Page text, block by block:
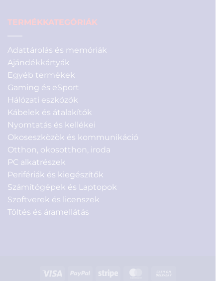
TERMÉKKATEGÓRIÁK
Adattárolás és memóriák
Ajándékkártyák
Egyéb termékek
Gaming és eSport
Hálózati eszközök
Kábelek és átalakítók
Nyomtatás és kellékei
Okoseszközök és kommunikáció
Otthon, okosotthon, iroda
PC alkatrészek
Perifériák és kiegészítők
Számítógépek és Laptopok
Szoftverek és licenszek
Töltés és áramellátás
Visa PayPal Stripe MasterCard